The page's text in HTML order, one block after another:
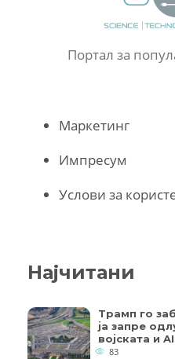
Портал за
Маркетинг
Импресум
Услови за
Најчитани
Трамп го
ја запре
војската и
83